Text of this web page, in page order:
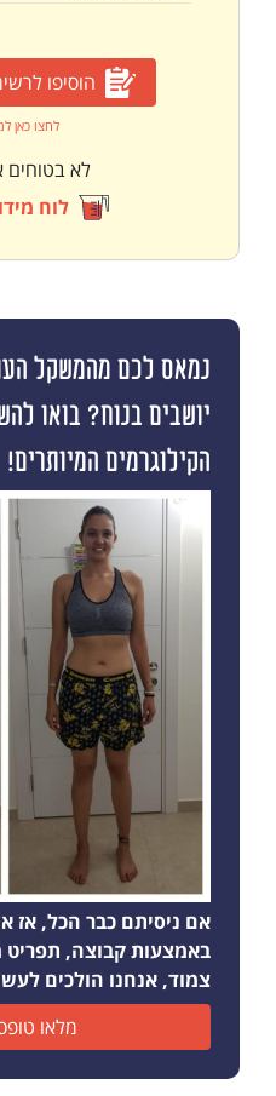
הוסיפו
לחצו כאן
לא בטוחים
לוח
נמאס לכם מהמשקל
יושבים בנוח? בואו
הקילוגרמים המיותרים!
אם ניסיתם כבר הכל,
באמצעות קבוצה, תפריט
צמוד, אנחנו הולכים
מלאו